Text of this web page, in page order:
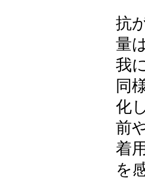
抗
量
我
同
化
前
着
を